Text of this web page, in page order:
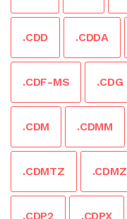
.CDD .CDDA
.CDF-MS .CDG
.CDM .CDMM
.CDMTZ .CDMZ
.CDP2 .CDPX